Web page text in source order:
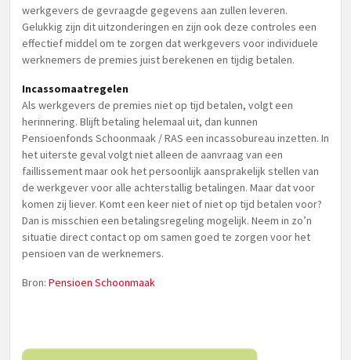
werkgevers de gevraagde gegevens aan zullen leveren.
Gelukkig zijn dit uitzonderingen en zijn ook deze controles een
effectief middel om te zorgen dat werkgevers voor individuele
werknemers de premies juist berekenen en tijdig betalen.
Incassomaatregelen
Als werkgevers de premies niet op tijd betalen, volgt een
herinnering. Blijft betaling helemaal uit, dan kunnen
Pensioenfonds Schoonmaak / RAS een incassobureau inzetten. In
het uiterste geval volgt niet alleen de aanvraag van een
faillissement maar ook het persoonlijk aansprakelijk stellen van
de werkgever voor alle achterstallig betalingen. Maar dat voor
komen zij liever. Komt een keer niet of niet op tijd betalen voor?
Dan is misschien een betalingsregeling mogelijk. Neem in zo’n
situatie direct contact op om samen goed te zorgen voor het
pensioen van de werknemers.
Bron: Pensioen Schoonmaak